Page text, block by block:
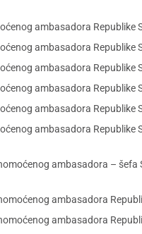
ambasadora
ambasadora Republike
ambasadora Republike
ambasadora
ambasadora
ambasadora
ambasadora –
ambasadora
ambasadora